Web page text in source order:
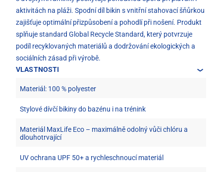
aktivitách na pláži. Spodní díl bikin s vnitřní stahovací šňůrkou
zajišťuje optimální přizpůsobení a pohodlí při nošení. Produkt
splňuje standard Global Recycle Standard, který potvrzuje
podíl recyklovaných materiálů a dodržování ekologických a
sociálních zásad při výrobě.
VLASTNOSTI
Materiál: 100 % polyester
Stylové dívčí bikiny do bazénu i na trénink
Materiál MaxLife Eco – maximálně odolný vůči chlóru a
dlouhotrvající
UV ochrana UPF 50+ a rychleschnoucí materiál